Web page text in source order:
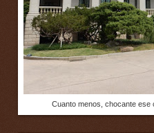
Cuanto menos, chocante ese